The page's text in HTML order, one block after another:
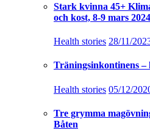
Stark kvinna 45+
och kost, 8-9 mars 2024
Health stories 28/11/
Träningsinkontinens
Health stories 05/12/
Tre grymma
Båten